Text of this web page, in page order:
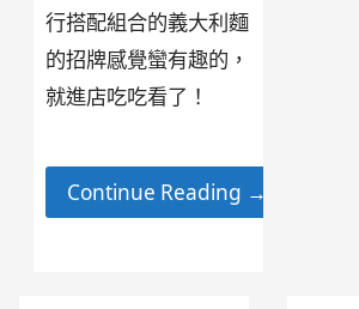
行搭配組合的義大利麵
的招牌感覺蠻有趣的，
就進店吃吃看了！
Continue Reading →